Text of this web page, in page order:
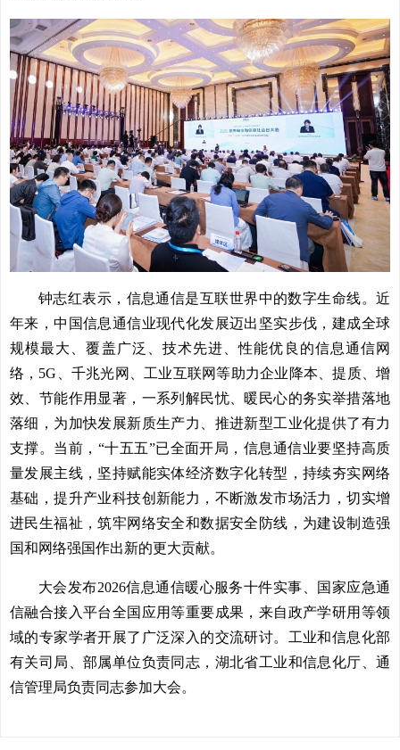
钟志红表示，信息通信是互联世界中的数字生命线。近
年来，中国信息通信业现代化发展迈出坚实步伐，建成全球
规模最大、覆盖广泛、技术先进、性能优良的信息通信网
络，5G、千兆光网、工业互联网等助力企业降本、提质、增
效、节能作用显著，一系列解民忧、暖民心的务实举措落地
落细，为加快发展新质生产力、推进新型工业化提供了有力
支撑。当前，“十五五”已全面开局，信息通信业要坚持高质
量发展主线，坚持赋能实体经济数字化转型，持续夯实网络
基础，提升产业科技创新能力，不断激发市场活力，切实增
进民生福祉，筑牢网络安全和数据安全防线，为建设制造强
国和网络强国作出新的更大贡献。
大会发布2026信息通信暖心服务十件实事、国家应急通
信融合接入平台全国应用等重要成果，来自政产学研用等领
域的专家学者开展了广泛深入的交流研讨。工业和信息化部
有关司局、部属单位负责同志，湖北省工业和信息化厅、通
信管理局负责同志参加大会。